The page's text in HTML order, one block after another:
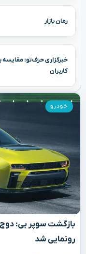
رمان بازار
خبرگزاری حرف‌تو: مقایسه
کاربران
رونمایی شد
خودرو